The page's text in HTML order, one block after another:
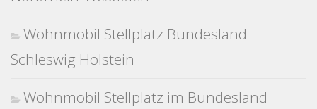
Wohnmobil Stellplatz Bundesland
Schleswig Holstein
Wohnmobil Stellplatz im Bundesland